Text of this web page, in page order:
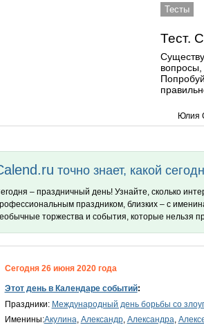
Тесты
Тест.
Юлия
точно знает, какой
– праздничный день! Узнайте, сколько
праздником, близких – с
торжества и события, которые нельзя
Сегодня 26 июня 2020 года
Этот день в Календаре событий:
Праздники: Международный день борьбы со
Именины:Акулина, Александр, Александра,